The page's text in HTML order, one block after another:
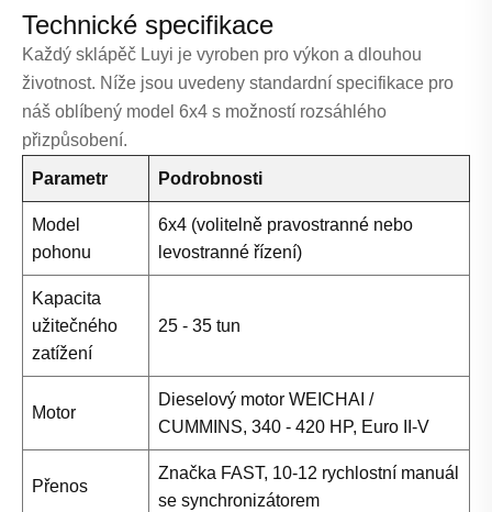
Technické specifikace
Každý sklápěč Luyi je vyroben pro výkon a dlouhou
životnost. Níže jsou uvedeny standardní specifikace pro
náš oblíbený model 6x4 s možností rozsáhlého
přizpůsobení.
Parametr Podrobnosti
Model
pohonu
6x4 (volitelně pravostranné nebo
levostranné řízení)
Kapacita
užitečného
zatížení
25 - 35 tun
Motor
Dieselový motor WEICHAI /
CUMMINS, 340 - 420 HP, Euro II-V
Přenos
Značka FAST, 10-12 rychlostní manuál
se synchronizátorem